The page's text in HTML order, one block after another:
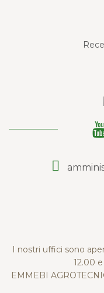
I nostri uffici sono
12.00
EMMEBI